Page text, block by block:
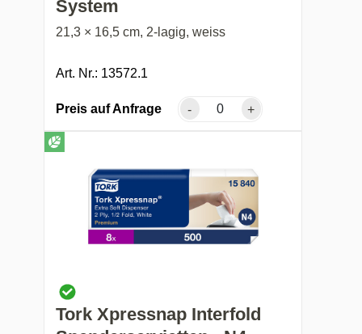
System
21,3 × 16,5 cm, 2-lagig, weiss
Art. Nr.: 13572.1
Preis auf Anfrage - +
Tork Xpressnap Interfold